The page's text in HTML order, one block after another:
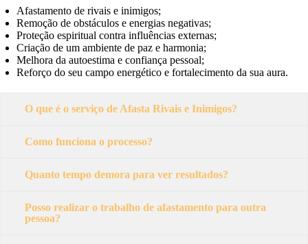
Afastamento de rivais e inimigos;
Remoção de obstáculos e energias negativas;
Proteção espiritual contra influências externas;
Criação de um ambiente de paz e harmonia;
Melhora da autoestima e confiança pessoal;
Reforço do seu campo energético e fortalecimento da sua aura.
O que é o serviço de Afasta Rivais e Inimigos?
Como funciona o processo?
Quanto tempo demora para ver resultados?
Posso realizar o trabalho de afastamento para outra
pessoa?